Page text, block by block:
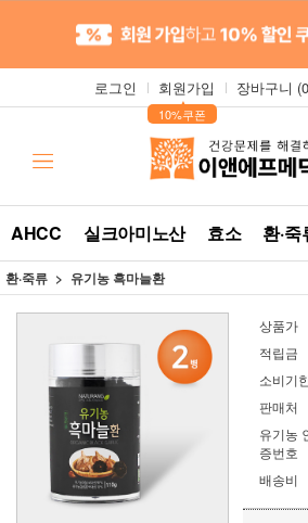
로그인 회원가입
▲
10%쿠폰
장바구니 (0
AHCC 실크아미노산 효소 환·죽
환·죽류 유기농 흑마늘환
상품가
적립금
소비기
판매처
유기농
증번호
배송비